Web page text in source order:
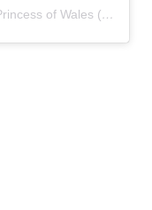
Допис, поширений The Prince and Princess of Wales (@princeandprincessofwales)